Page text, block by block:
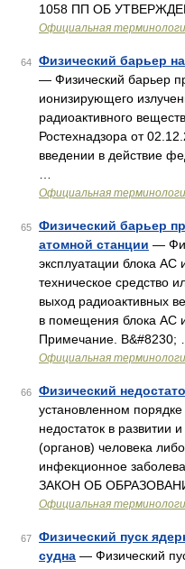
1058 ПП ОБ
Официальная
64
Физический барьер
— Физический барьер
ионизирующего
радиоактивного
Ростехнадзора от
введении в действие
Официальная
65
Физический барьер
атомной станции —
эксплуатации блока АС
техническое средство
выход радиоактивных
в помещения блока АС
Примечание. В&#8230; …
Официальная
66 Физический
установленном
недостаток в развитии
(органов) человека
инфекционное
ЗАКОН ОБ
Официальная
67
Физический пуск
судна — Физический